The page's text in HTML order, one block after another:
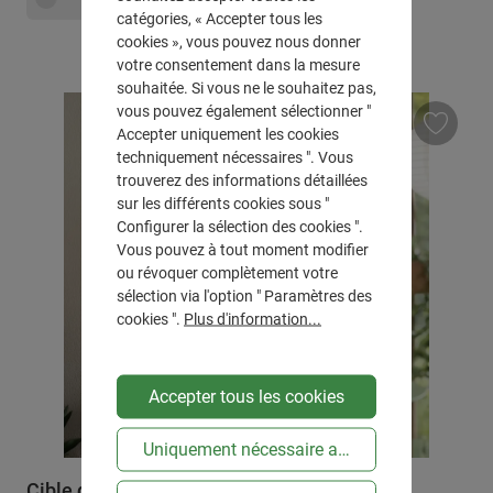
catégories, « Accepter tous les
cookies », vous pouvez nous donner
votre consentement dans la mesure
souhaitée. Si vous ne le souhaitez pas,
vous pouvez également sélectionner "
Accepter uniquement les cookies
techniquement nécessaires ". Vous
trouverez des informations détaillées
sur les différents cookies sous "
Configurer la sélection des cookies ".
Vous pouvez à tout moment modifier
ou révoquer complètement votre
sélection via l'option " Paramètres des
cookies ". Plus d'information...
Accepter tous les cookies
Uniquement nécessaire au niveau technique